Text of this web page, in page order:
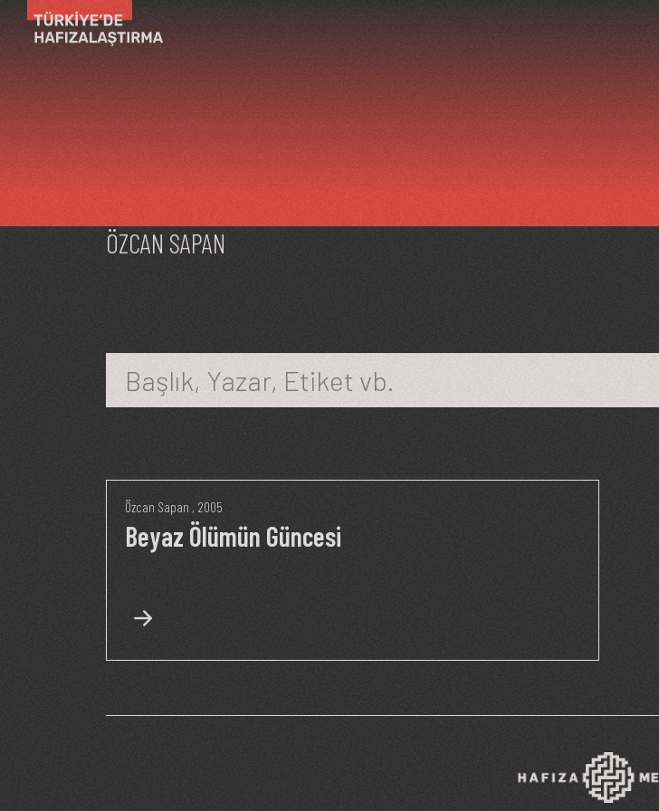
Ana içeriğe atla
ÖZCAN SAPAN
Özcan Sapan , 2005
Beyaz Ölümün Güncesi